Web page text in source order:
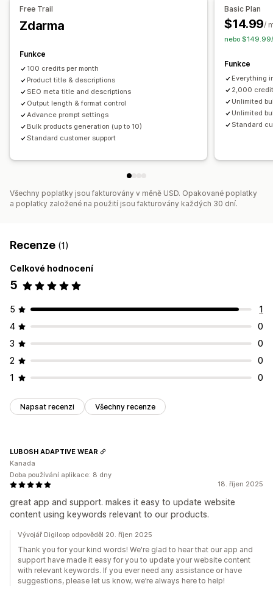
SEO
Free Trail
Zdarma
Funkce
100 credits per month
Product title & descriptions
SEO meta title and descriptions
Output length & format control
Advance prompt settings
Bulk products generation (up to 10)
Standard customer support
Basic Plan
$14.99/
nebo $149.99/
Funkce
Everything
2,000
Unlimited
Unlimited
Standard
Všechny poplatky jsou fakturovány v měně USD. Opakované poplatky
a poplatky založené na použití jsou fakturovány každých 30 dní.
Recenze (1)
Celkové hodnocení
5
5
1
4
0
3
0
2
0
1
0
Napsat recenzi Všechny recenze
18. říjen 2025
great app and support. makes it easy to update website
content using keywords relevant to our products.
LUBOSH ADAPTIVE WEAR
Kanada
Doba používání aplikace: 8 dny
Vývojář Digiloop odpověděl 20. říjen 2025
Thank you for your kind words! We're glad to hear that our app and
support have made it easy for you to update your website content
with relevant keywords. If you ever need any assistance or have
suggestions, please let us know, we’re always here to help!